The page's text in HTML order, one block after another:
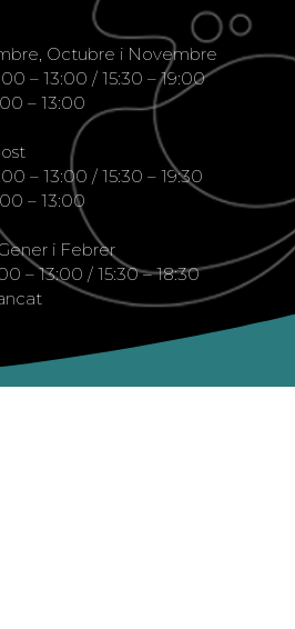
Octubre i Novembre
– 13:00 / 15:30 – 19:00
– 13:00
– 13:00 / 15:30 – 19:30
– 13:00
i Febrer
– 13:00 / 15:30 – 18:30